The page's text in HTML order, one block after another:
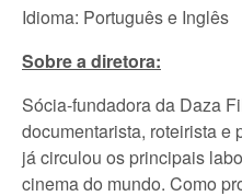
Idioma: Português e Inglês
Sobre a diretora:
Sócia-fundadora da Daza
documentarista, roteirista e
já circulou os principais
cinema do mundo. Como